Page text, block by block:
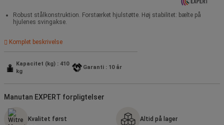
Robust stålkonstruktion. Forstærket hjulstøtte. Høj stabilitet: bælte på
hjulenes svingakse.
Komplet beskrivelse
Kapacitet (kg) : 410
kg
Garanti : 10 år
Manutan EXPERT forpligtelser
Kvalitet først Altid på lager